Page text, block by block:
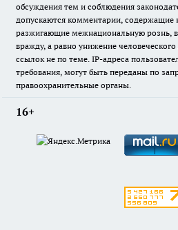
обсуждения тем и соблюдения
допускаются комментарии, содержащие
разжигающие межнациональную рознь,
вражду, а равно унижение
ссылок не по теме. IP-адреса
требования, могут быть переданы по
правоохранительные органы.
16+